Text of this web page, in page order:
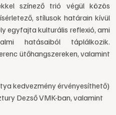
színező trió végül közös
stílusok határain kívül
egyfajta kulturális reflexió, ami
hatásaiból táplálkozik.
ütőhangszereken, valamint
kedvezmény érvényesíthető)
Dezső VMK-ban, valamint